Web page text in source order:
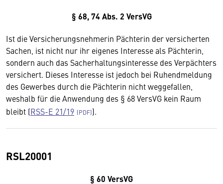
§ 68, 74 Abs. 2 VersVG
Ist die Versicherungsnehmerin Pächterin der versicherten
Sachen, ist nicht nur ihr eigenes Interesse als Pächterin,
sondern auch das Sacherhaltungsinteresse des Verpächters
versichert. Dieses Interesse ist jedoch bei Ruhendmeldung
des Gewerbes durch die Pächterin nicht weggefallen,
weshalb für die Anwendung des § 68 VersVG kein Raum
bleibt (RSS-E 21/19 ).
RSL20001
§ 60 VersVG